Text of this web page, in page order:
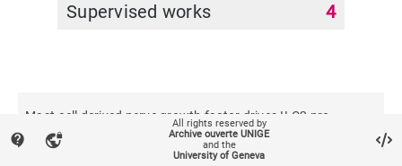
Supervised works 4
Mast-cell derived nerve growth factor drives ILC2 pro-
tumoral functions in bladder cancer
contact_support vpn_lock
All rights reserved by
Archive ouverte UNIGE
and the
University of Geneva